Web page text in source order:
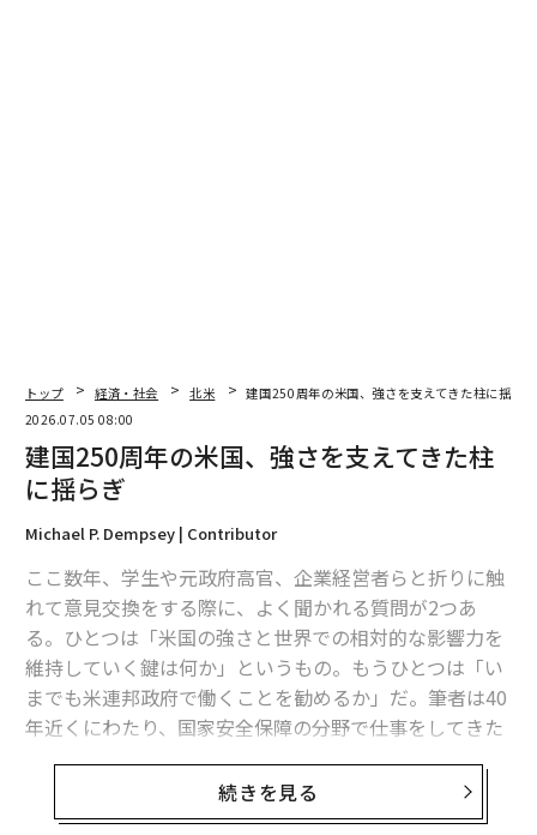
メンバーシップに登録する
関連記事
建国250周年の米国、強さを支えてきた柱に揺らぎ
次のマスク、次のベゾスを生み出せるか──米国の繁栄を左右する問い
トップ 経済・社会 北米
建国250周年の米国、強さを支えてきた柱に揺らぎ
2026.07.05 08:00
建国250周年の米国、強さを支えてきた柱
に揺らぎ
Michael P. Dempsey | Contributor
ここ数年、学生や元政府高官、企業経営者らと折りに触
れて意見交換をする際に、よく聞かれる質問が2つあ
る。ひとつは「米国の強さと世界での相対的な影響力を
維持していく鍵は何か」というもの。もうひとつは「い
までも米連邦政府で働くことを勧めるか」だ。筆者は40
年近くにわたり、国家安全保障の分野で仕事をしてきた
者である。
これらの質問に対して、筆者は普通、米国の強さを支え
続きを見る